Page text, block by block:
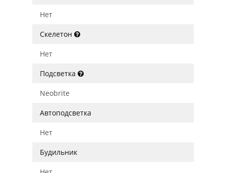
Нет
Скелетон
Нет
Подсветка
Neobrite
Автоподсветка
Нет
Будильник